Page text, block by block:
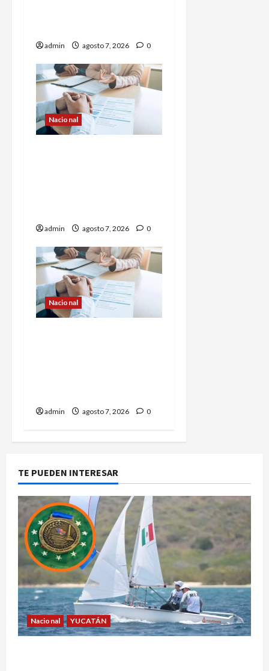
admin agosto 7, 2026 0
Nacional
admin agosto 7, 2026 0
Nacional
admin agosto 7, 2026 0
TE PUEDEN INTERESAR
Nacional YUCATÁN